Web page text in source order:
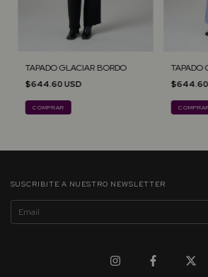
TAPADO GLACIAR BORDO
$644.60 USD
COMPRAR
TAPADO
$644.60
SUSCRIBITE A NUESTRO NEWSLETTER